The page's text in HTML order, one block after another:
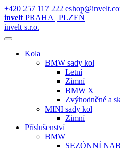
+420 257 117 222
invelt PRAHA | PLZEŇ
invelt s.r.o.
Kola
BMW sady kol
Letní
Zimní
BMW X
Zvýhodněné a
MINI sady kol
Zimní
Příslušenství
BMW
SEZÓNNÍ